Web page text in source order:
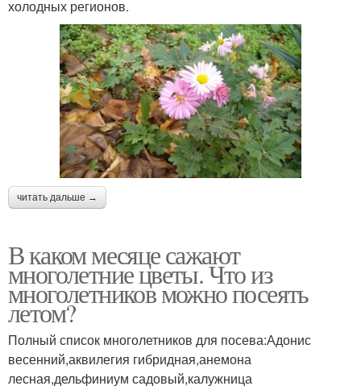
холодных регионов.
читать дальше →
В каком месяце сажают
многолетние цветы. Что из
многолетников можно посеять
летом?
Полный список многолетников для посева:Адонис
весенний,аквилегия гибридная,анемона
лесная,дельфиниум садовый,калужница